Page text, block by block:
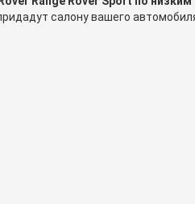
салону вашего